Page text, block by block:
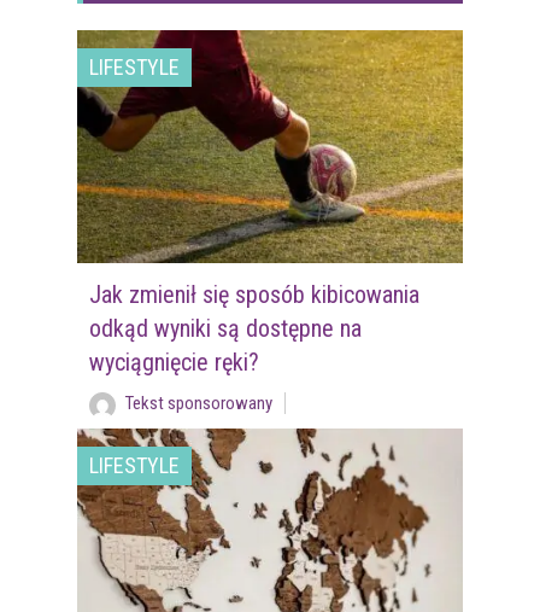
LIFESTYLE
Jak zmienił się sposób kibicowania
odkąd wyniki są dostępne na
wyciągnięcie ręki?
Tekst sponsorowany
LIFESTYLE